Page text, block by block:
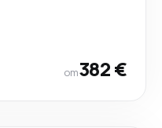
от382 €